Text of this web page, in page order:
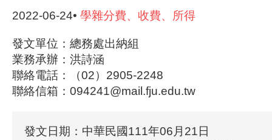
2022-06-24• 學雜分費、收費、所得
發文單位：總務處出納組
業務承辦：洪詩涵
聯絡電話：（02）2905-2248
聯絡信箱：094241@mail.fju.edu.tw
發文日期：中華民國111年06月21日